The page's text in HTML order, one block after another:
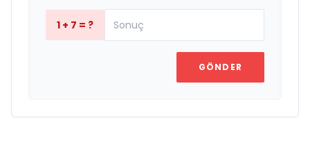
1 + 7 = ?
GÖNDER